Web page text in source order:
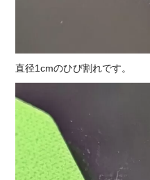
直径1cmのひび割れです。